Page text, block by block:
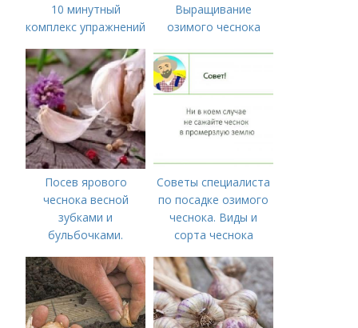
10 минутный
комплекс упражнений
времени на спорт
Выращивание
озимого чеснока
Посев ярового
чеснока весной
зубками и
бульбочками.
посадки озимого
чеснока
Советы специалиста
по посадке озимого
чеснока. Виды и
сорта чеснока